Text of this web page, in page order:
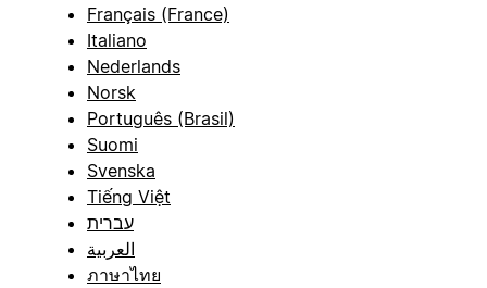
Français (France)
Italiano
Nederlands
Norsk
Português (Brasil)
Suomi
Svenska
Tiếng Việt
עברית
العربية
ภาษาไทย